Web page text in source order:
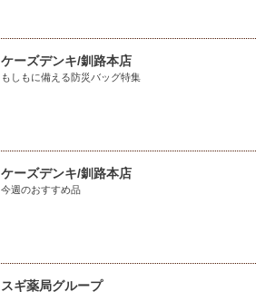
ケーズデンキ/釧路本店
もしもに備える防災バッグ特集
ケーズデンキ/釧路本店
今週のおすすめ品
スギ薬局グループ